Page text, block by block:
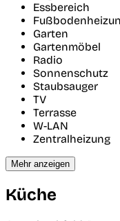
Essbereich
Garten
Gartenmöbel
Radio
Sonnenschutz
Staubsauger
TV
Terrasse
W-LAN
Zentralheizung
Mehr anzeigen
Küche